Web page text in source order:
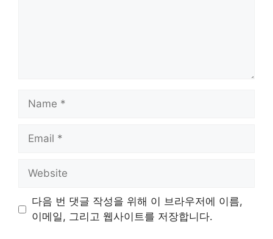
Name
Email
Website
다음 번 댓글 작성을 위해 이 브라우저에 이름,
이메일, 그리고 웹사이트를 저장합니다.